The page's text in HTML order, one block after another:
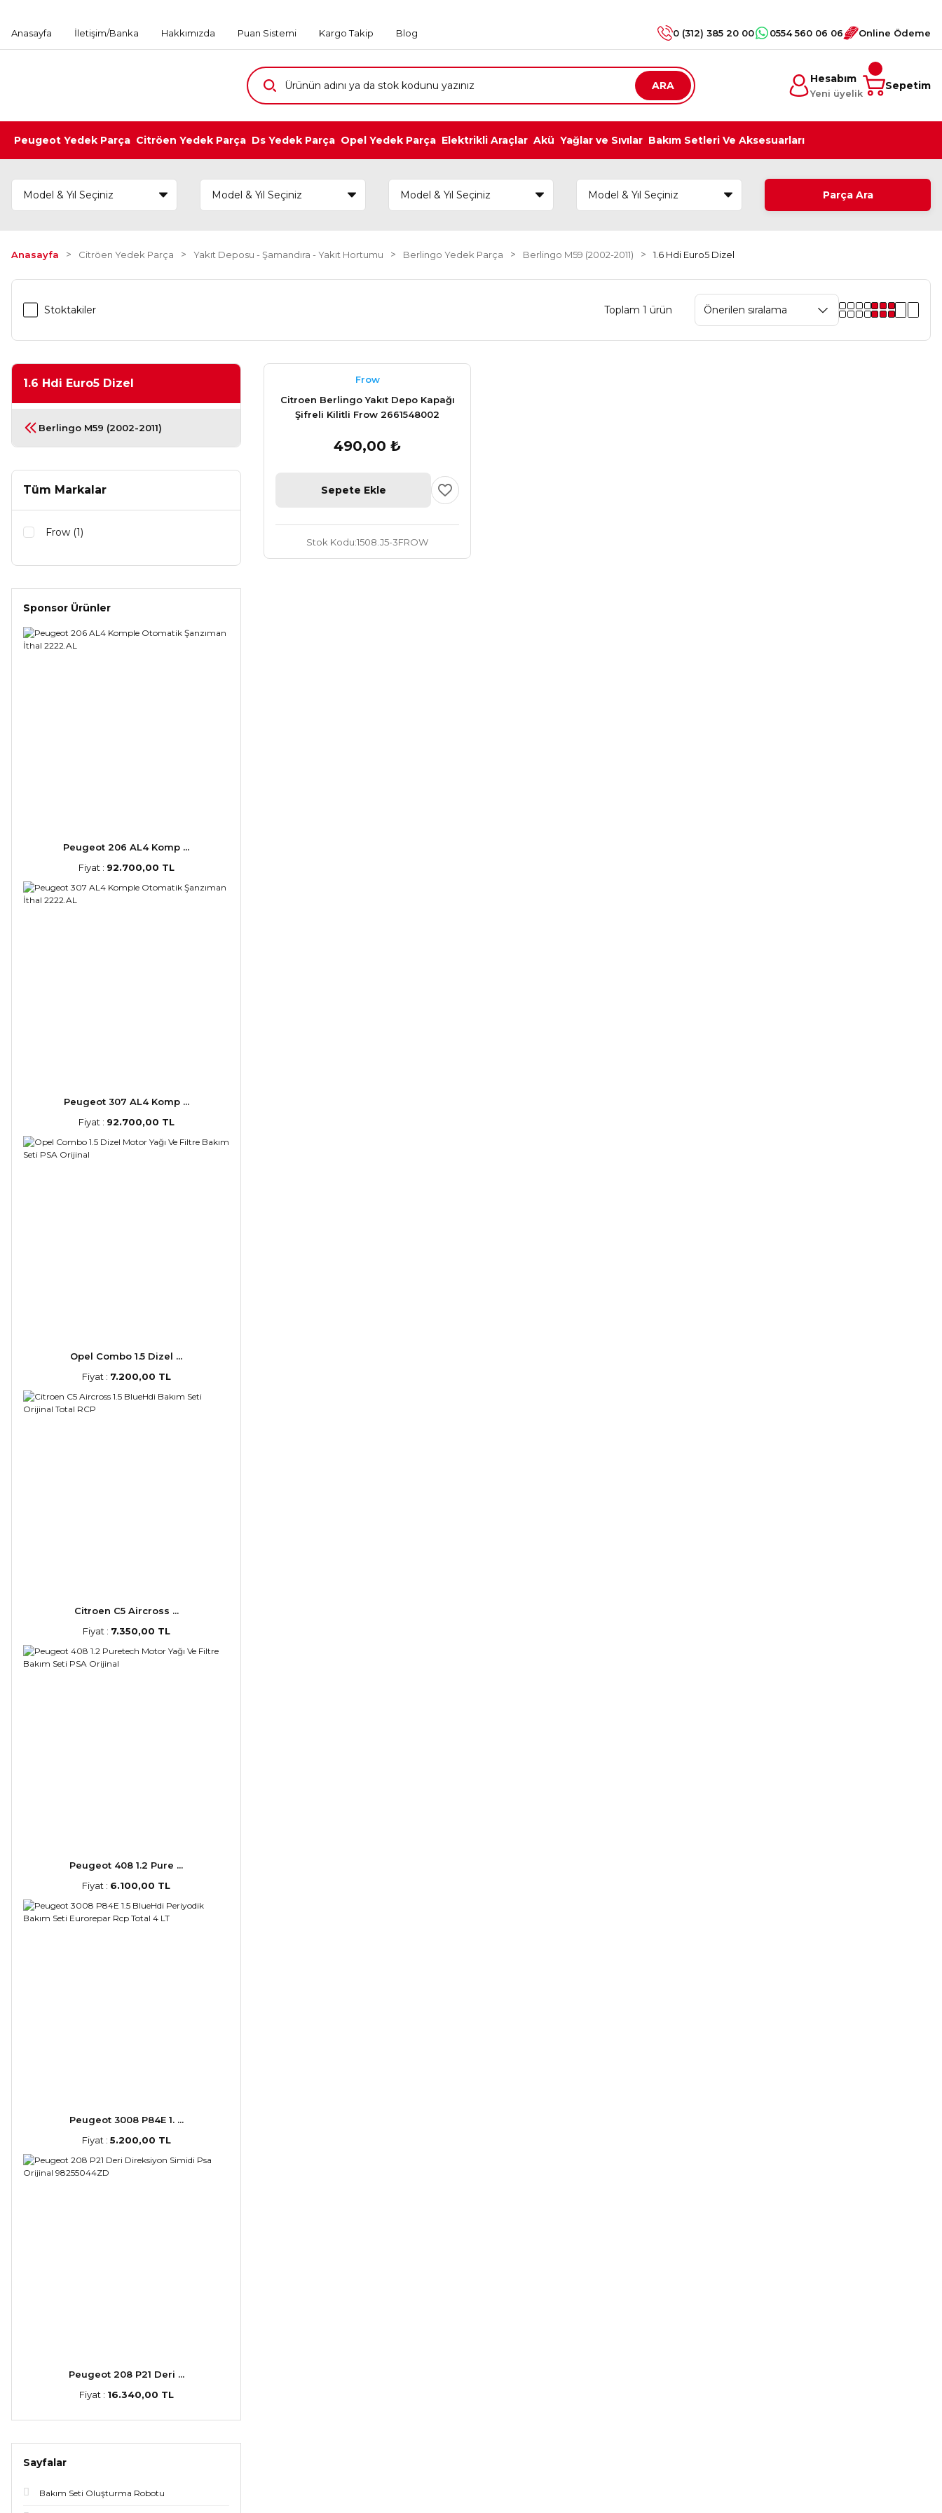
Anasayfa İletişim/Banka Hakkımızda Puan Sistemi Kargo Takip Blog 0 (312) 385 20 00 0554 560 06 06 Online Ödeme
ARA
Hesabım
Yeni üyelik
Sepetim
Peugeot Yedek Parça Citröen Yedek Parça Ds Yedek Parça Opel Yedek Parça Elektrikli Araçlar Akü Yağlar ve Sıvılar Bakım Setleri Ve Aksesuarları
Parça Ara
Anasayfa Citröen Yedek Parça Yakıt Deposu - Şamandıra - Yakıt Hortumu Berlingo Yedek Parça Berlingo M59 (2002-2011) 1.6 Hdi Euro5 Dizel
Stoktakiler Toplam 1 ürün
1.6 Hdi Euro5 Dizel
Berlingo M59 (2002-2011)
Tüm Markalar
Frow (1)
Sponsor Ürünler
Peugeot 206 AL4 Komp ...
Fiyat : 92.700,00 TL
Peugeot 307 AL4 Komp ...
Fiyat : 92.700,00 TL
Opel Combo 1.5 Dizel ...
Fiyat : 7.200,00 TL
Citroen C5 Aircross ...
Fiyat : 7.350,00 TL
Peugeot 408 1.2 Pure ...
Fiyat : 6.100,00 TL
Peugeot 3008 P84E 1. ...
Fiyat : 5.200,00 TL
Peugeot 208 P21 Deri ...
Fiyat : 16.340,00 TL
Sayfalar
Bakım Seti Oluşturma Robotu
Frow
Citroen Berlingo Yakıt Depo Kapağı
Şifreli Kilitli Frow 2661548002
490,00 ₺
Sepete Ekle
Stok Kodu 1508.J5-3FROW